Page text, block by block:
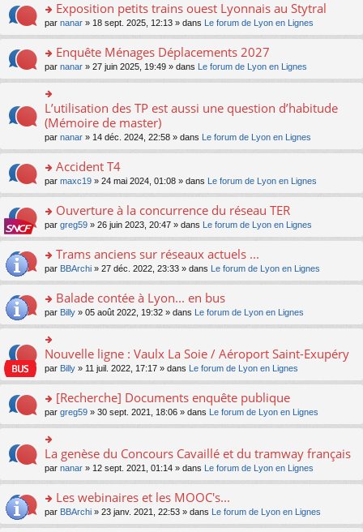
ult
er
le
m
e
s
g
e
n
o
lu
le
pl
u
s
e
nt
o
n
ult
er
le
m
s
a
e
n
o
lu
le
pl
u
s
e
nt
Exposition petits trains ouest Lyonnais au Stytral
par nanar » 18 sept. 2025, 12:13 » dans Le forum de Lyon en Lignes
o
n
s
ult
er
le
m
e
s
a
e
n
o
lu
le
pl
u
s
c
nt
Enquête Ménages Déplacements 2027
par nanar » 27 juin 2025, 19:49 » dans Le forum de Lyon en Lignes
n
s
ult
er
le
m
e
s
a
g
e
n
lu
le
pl
u
s
c
e
nt
L’utilisation des TP est aussi une question d’habitude
(Mémoire de master)
par nanar » 14 déc. 2024, 22:58 » dans Le forum de Lyon en Lignes
o
n
ult
er
le
m
e
a
g
e
n
o
lu
pl
u
s
ré
c
e
nt
Accident T4
par maxc19 » 24 mai 2024, 01:08 » dans Le forum de Lyon en Lignes
o
n
ult
er
le
m
e
s
g
e
n
o
lu
pl
u
s
ré
e
nt
Ouverture à la concurrence du réseau TER
par greg59 » 26 juin 2023, 20:47 » dans Le forum de Lyon en Lignes
o
n
ult
er
le
m
e
s
g
e
n
o
n
le
u
s
ré
Trams anciens sur réseaux actuels ...
par BBArchi » 27 déc. 2022, 23:33 » dans Le forum de Lyon en Lignes
o
n
s
ult
er
le
m
e
s
a
e
n
o
n
le
Balade contée à Lyon... en bus
par Billy » 05 août 2022, 19:32 » dans Le forum de Lyon en Lignes
o
n
er
le
m
e
s
a
g
e
n
o
Nouvelle ligne : Vaulx La Soie / Aéroport Saint-Exupéry
par Billy » 11 juil. 2022, 17:17 » dans Le forum de Lyon en Lignes
o
n
s
ult
er
le
m
e
s
[Recherche] Documents enquête publique
par greg59 » 30 sept. 2021, 18:06 » dans Le forum de Lyon en Lignes
n
er
le
m
La genèse du Concours Cavaillé et du tramway français
par nanar » 12 sept. 2021, 01:14 » dans Le forum de Lyon en Lignes
o
n
Les webinaires et les MOOC's...
par BBArchi » 23 janv. 2021, 22:53 » dans Le forum de Lyon en Lignes